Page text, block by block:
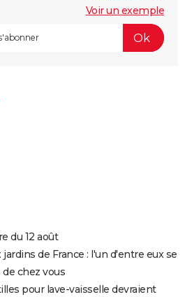
Voir un exemple
du 12 août
de France : l'un d'entre eux se
chez vous
pour lave-vaisselle devraient